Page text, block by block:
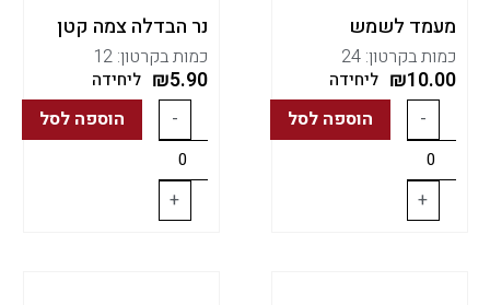
מעמד לשמש
כמות בקרטון: 24
₪10.00 ליחידה
-
+
הוספה לסל
נר הבדלה צמה קטן
כמות בקרטון: 12
₪5.90 ליחידה
-
+
הוספה לסל